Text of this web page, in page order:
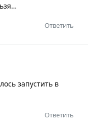
Ответить
запустить в
Ответить